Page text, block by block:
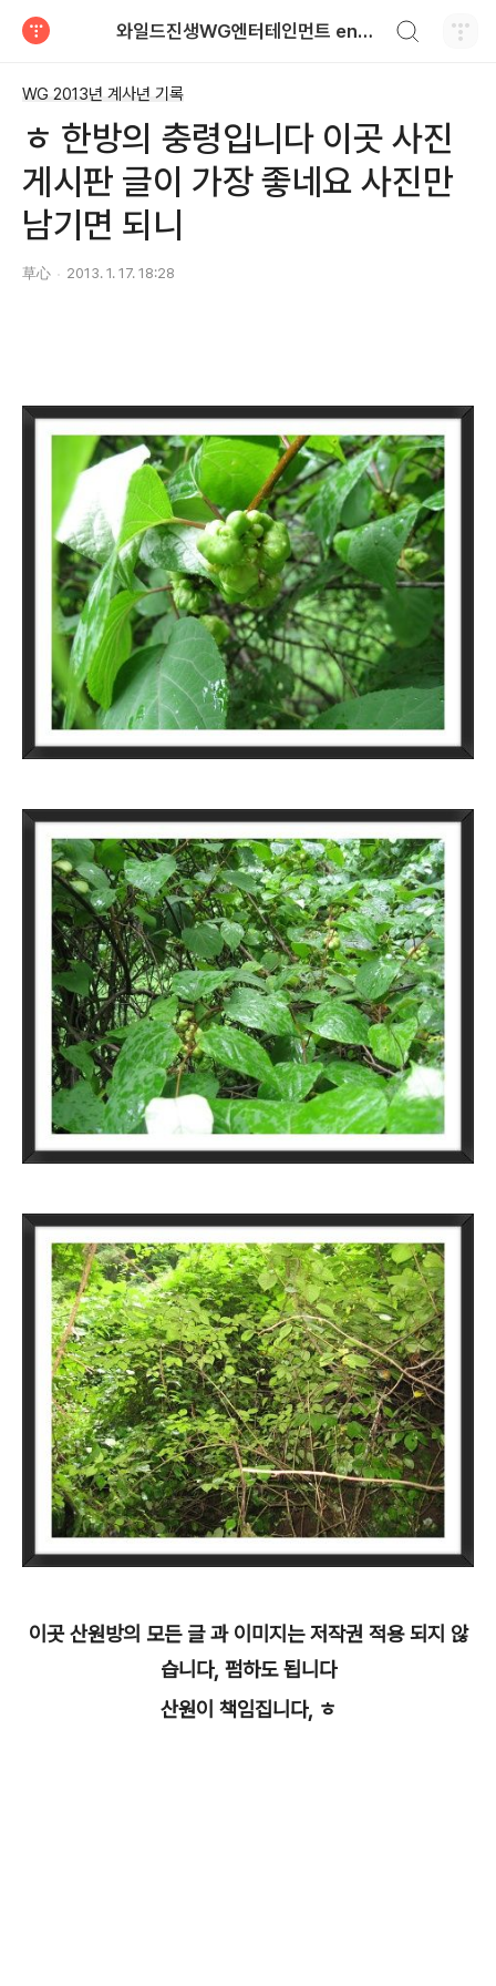
와일드진생WG엔터테인먼트 entertainment
WG 2013년 계사년 기록
ㅎ 한방의 충령입니다 이곳 사진
게시판 글이 가장 좋네요 사진만
남기면 되니
草心 2013. 1. 17. 18:28
이곳 산원방의 모든 글 과 이미지는 저작권 적용 되지 않
습니다, 펌하도 됩니다
산원이 책임집니다, ㅎ